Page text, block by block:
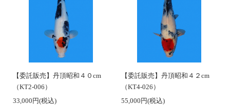
【委託販売】丹頂昭和４０cm
（KT2-006）
33,000円(税込)
【委託販売】丹頂昭和４２cm
（KT4-026）
55,000円(税込)